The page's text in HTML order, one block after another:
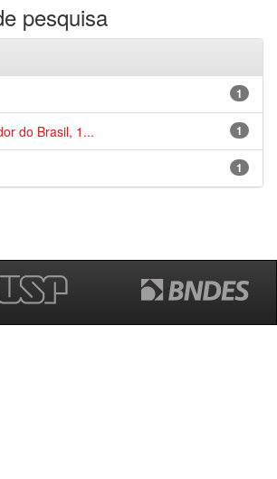
pesquisa
1
1
do Brasil, 1...
1